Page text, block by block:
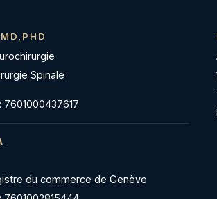
Spinale
du commerce de Genève